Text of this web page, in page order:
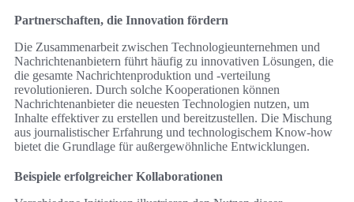
Partnerschaften, die Innovation fördern
Die Zusammenarbeit zwischen Technologieunternehmen und
Nachrichtenanbietern führt häufig zu innovativen Lösungen, die
die gesamte Nachrichtenproduktion und -verteilung
revolutionieren. Durch solche Kooperationen können
Nachrichtenanbieter die neuesten Technologien nutzen, um
Inhalte effektiver zu erstellen und bereitzustellen. Die Mischung
aus journalistischer Erfahrung und technologischem Know-how
bietet die Grundlage für außergewöhnliche Entwicklungen.
Beispiele erfolgreicher Kollaborationen